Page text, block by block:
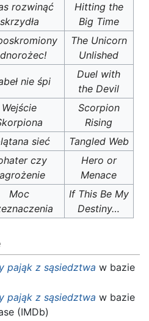
rozwinąć
skrzydła
Hitting the
Big Time
The Unicorn
Unlished
nie śpi
Duel with
the Devil
Wejście
Scorpion
Rising
sieć Tangled Web
czy
Hero or
Menace
Moc
If This Be My
Destiny…
pająk z sąsiedztwa w bazie
pająk z sąsiedztwa w bazie
(IMDb)